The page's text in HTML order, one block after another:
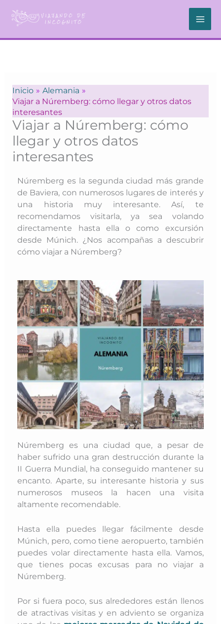
contenido
Inicio
Alemania
Viajar a Núremberg: cómo llegar y otros datos
interesantes
Viajar a Núremberg: cómo
llegar y otros datos
interesantes
Núremberg es la segunda ciudad más grande
de Baviera, con numerosos lugares de interés y
una historia muy interesante. Así, te
recomendamos visitarla, ya sea volando
directamente hasta ella o como excursión
desde Múnich. ¿Nos acompañas a descubrir
cómo viajar a Núremberg?
Núremberg es una ciudad que, a pesar de
haber sufrido una gran destrucción durante la
II Guerra Mundial, ha conseguido mantener su
encanto. Aparte, su interesante historia y sus
numerosos museos la hacen una visita
altamente recomendable.
Hasta ella puedes llegar fácilmente desde
Múnich, pero, como tiene aeropuerto, también
puedes volar directamente hasta ella. Vamos,
que tienes pocas excusas para no viajar a
Núremberg.
Por si fuera poco, sus alrededores están llenos
de atractivas visitas y en adviento se organiza